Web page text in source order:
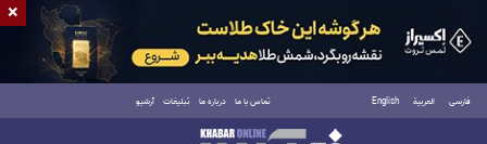
فارسی العربية English تماس با ما درباره ما تبلیغات آرشیو
پنجشنبه ۱۵ مرداد ۱۴۰۵
×